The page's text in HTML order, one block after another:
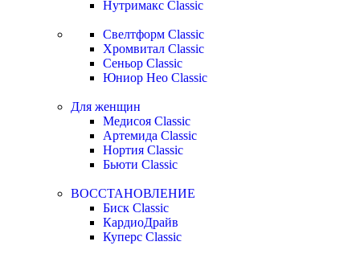
Нутримакс Classic
Свелтформ Classic
Хромвитал Classic
Сеньор Classic
Юниор Нео Classic
Для женщин
Медисоя Classic
Артемида Classic
Нортия Classic
Бьюти Classic
ВОССТАНОВЛЕНИЕ
Биск Classic
КардиоДрайв
Куперс Classic